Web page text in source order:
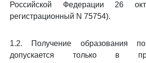
Российской Федерации 26
регистрационный N 75754).
1.2. Получение образования по
допускается только в